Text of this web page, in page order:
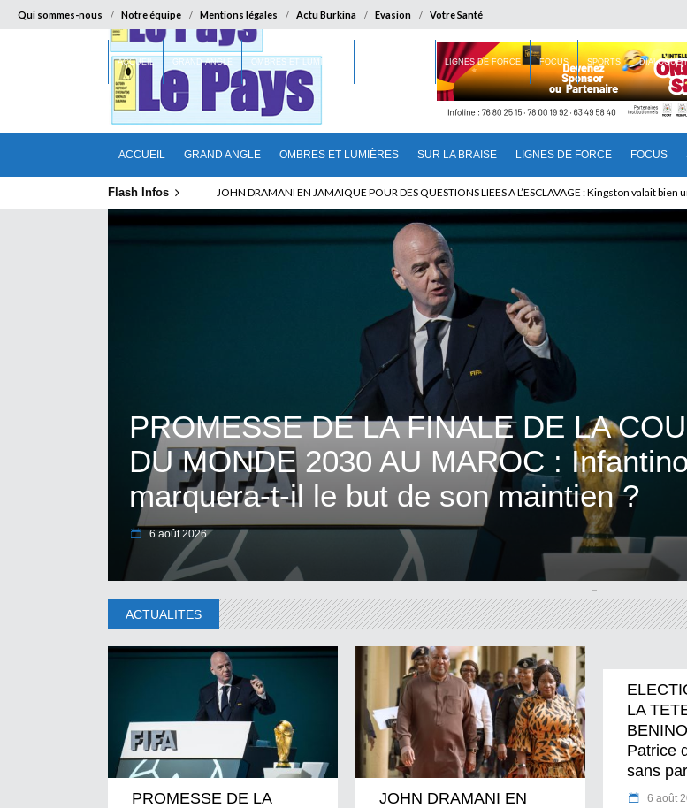
Qui sommes-nous Notre équipe Mentions légales Actu Burkina Evasion Votre Santé
ACCUEIL GRAND ANGLE OMBRES ET LUMIÈRES SUR LA BRAISE LIGNES DE FORCE FOCUS
ACCUEIL GRAND ANGLE OMBRES ET LUMIÈRES LIGNES DE FORCE FOCUS SPORTS DIALOGUE
Flash Infos ELECTION DE TALON A LA TETE DU SENAT BENINOIS : Quand Patrice quitte le pouvoir sans partir !
PROMESSE DE LA FINALE DE LA
DU MONDE 2030 AU MAROC : Infantino
marquera-t-il le but de son maintien ?
6 août 2026
ACTUALITES
PROMESSE DE LA
JOHN DRAMANI EN
LA
Patrice
sans
6 août